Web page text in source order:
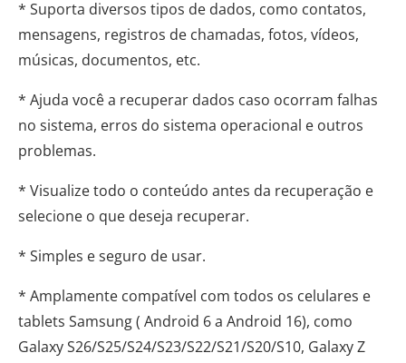
* Suporta diversos tipos de dados, como contatos,
mensagens, registros de chamadas, fotos, vídeos,
músicas, documentos, etc.
* Ajuda você a recuperar dados caso ocorram falhas
no sistema, erros do sistema operacional e outros
problemas.
* Visualize todo o conteúdo antes da recuperação e
selecione o que deseja recuperar.
* Simples e seguro de usar.
* Amplamente compatível com todos os celulares e
tablets Samsung ( Android 6 a Android 16), como
Galaxy S26/S25/S24/S23/S22/S21/S20/S10, Galaxy Z